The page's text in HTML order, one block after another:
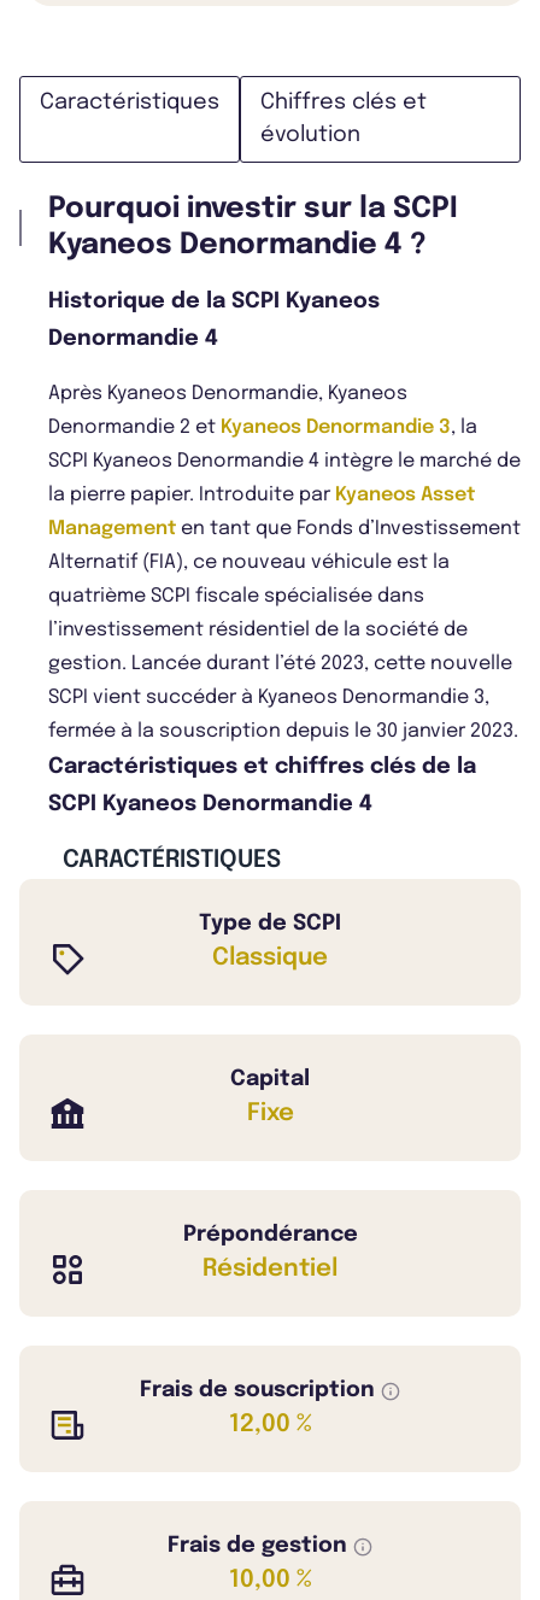
Caractéristiques
Chiffres clés et
évolution
Pourquoi investir sur la SCPI
Kyaneos Denormandie 4 ?
Historique de la SCPI Kyaneos
Denormandie 4
Après Kyaneos Denormandie, Kyaneos
Denormandie 2 et Kyaneos Denormandie 3, la
SCPI Kyaneos Denormandie 4 intègre le marché de
la pierre papier. Introduite par Kyaneos Asset
Management en tant que Fonds d’Investissement
Alternatif (FIA), ce nouveau véhicule est la
quatrième SCPI fiscale spécialisée dans
l’investissement résidentiel de la société de
gestion. Lancée durant l’été 2023, cette nouvelle
SCPI vient succéder à Kyaneos Denormandie 3,
fermée à la souscription depuis le 30 janvier 2023.
Caractéristiques et chiffres clés de la
SCPI Kyaneos Denormandie 4
CARACTÉRISTIQUES
Type de SCPI
Classique
Capital
Fixe
Prépondérance
Résidentiel
Frais de souscription
12,00 %
Frais de gestion
10,00 %